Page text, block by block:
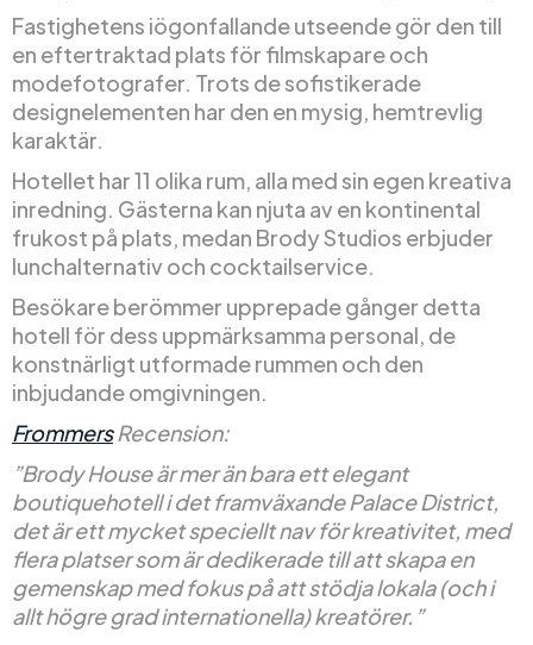
Fastighetens iögonfallande utseende gör den till
en eftertraktad plats för filmskapare och
modefotografer. Trots de sofistikerade
designelementen har den en mysig, hemtrevlig
karaktär.
Hotellet har 11 olika rum, alla med sin egen kreativa
inredning. Gästerna kan njuta av en kontinental
frukost på plats, medan Brody Studios erbjuder
lunchalternativ och cocktailservice.
Besökare berömmer upprepade gånger detta
hotell för dess uppmärksamma personal, de
konstnärligt utformade rummen och den
inbjudande omgivningen.
Frommers Recension:
”Brody House är mer än bara ett elegant
boutiquehotell i det framväxande Palace District,
det är ett mycket speciellt nav för kreativitet, med
flera platser som är dedikerade till att skapa en
gemenskap med fokus på att stödja lokala (och i
allt högre grad internationella) kreatörer.”